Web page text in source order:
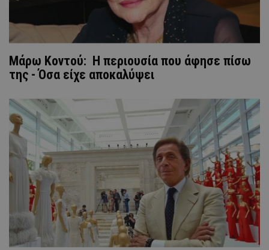
Μάρω Κοντού: Η περιουσία που άφησε πίσω
της - Όσα είχε αποκαλύψει